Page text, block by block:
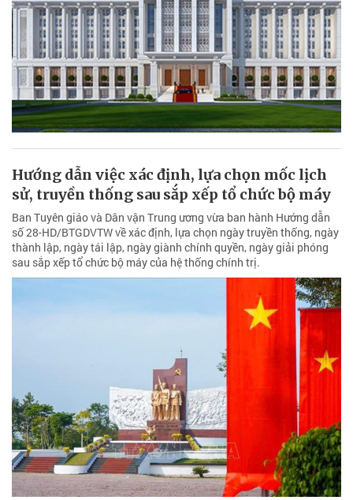
Hướng dẫn việc xác định, lựa chọn mốc lịch
sử, truyền thống sau sắp xếp tổ chức bộ máy
Ban Tuyên giáo và Dân vận Trung ương vừa ban hành Hướng dẫn
số 28-HD/BTGDVTW về xác định, lựa chọn ngày truyền thống, ngày
thành lập, ngày tái lập, ngày giành chính quyền, ngày giải phóng
sau sắp xếp tổ chức bộ máy của hệ thống chính trị.